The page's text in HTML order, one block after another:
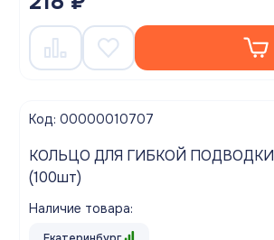
Код: 00000010707
КОЛЬЦО ДЛЯ ГИБКОЙ ПОДВОДКИ 6 * 10 мм
(100шт)
Наличие товара: